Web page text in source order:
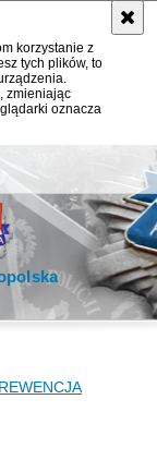
korzystanie z
tych plików, to
zmieniając
oznacza